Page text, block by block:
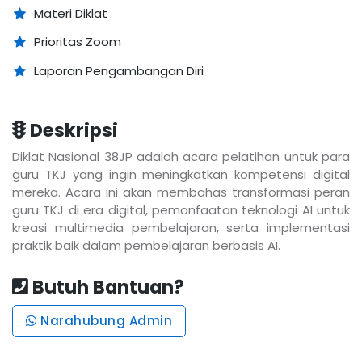
Materi Diklat
Prioritas Zoom
Laporan Pengambangan Diri
Deskripsi
Diklat Nasional 38JP adalah acara pelatihan untuk para
guru TKJ yang ingin meningkatkan kompetensi digital
mereka. Acara ini akan membahas transformasi peran
guru TKJ di era digital, pemanfaatan teknologi AI untuk
kreasi multimedia pembelajaran, serta implementasi
praktik baik dalam pembelajaran berbasis AI.
Butuh Bantuan?
Narahubung Admin